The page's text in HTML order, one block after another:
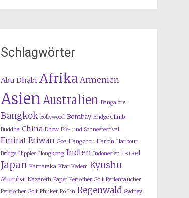
Schlagwörter
Abu Dhabi Afrika Armenien
AsienAustralien Bangalore
Bangkok Bollywood Bombay Bridge Climb
Buddha China Dhow Eis- und Schneefestival
Emirat Eriwan Goa Hangzhou Harbin Harbour
Bridge Hippies Hongkong Indien Indonesien Israel
Japan Karnataka Kfar Kedem Kyushu
Mumbai Nazareth Papst Perischer Golf Perlentaucher
Persischer Golf Phuket Po Lin Regenwald Sydney